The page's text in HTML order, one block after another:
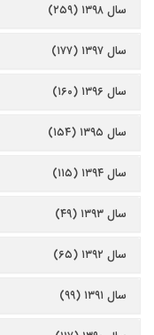
سال ۱۳۹۸ (۲۵۹)
سال ۱۳۹۷ (۱۷۷)
سال ۱۳۹۶ (۱۶۰)
سال ۱۳۹۵ (۱۵۴)
سال ۱۳۹۴ (۱۱۵)
سال ۱۳۹۳ (۴۹)
سال ۱۳۹۲ (۶۵)
سال ۱۳۹۱ (۹۹)